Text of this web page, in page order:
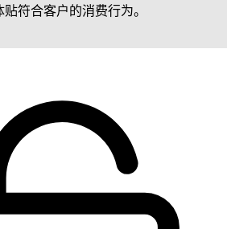
符合客户的消费行为。